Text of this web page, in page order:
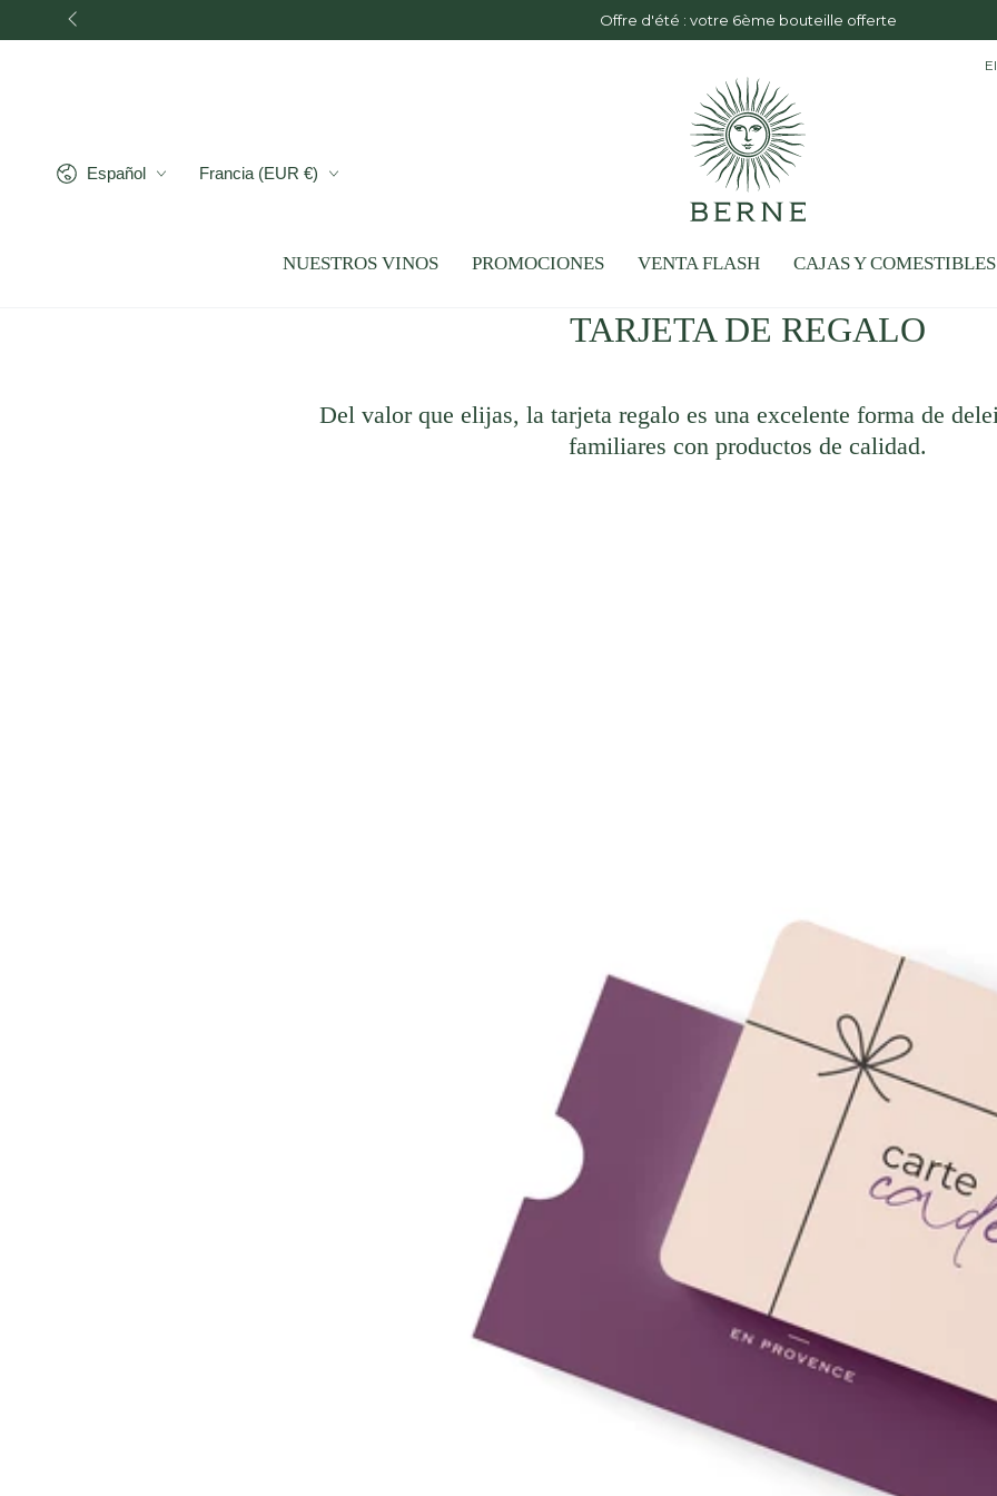
IR AL CONTENIDO Entrega GRATUITA a partir
IdiomaEspañol País/región
Francia (EUR €)
NUESTROS VINOS PROMOCIONES VENTA FLASH CAJAS Y COMESTIBLES
COLECCIÓN:
TARJETA DE REGALO
Del valor que elijas, la tarjeta regalo es una excelente forma de
familiares con productos de calidad.